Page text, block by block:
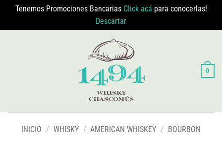
Tenemos Promociones Bancarias Click acá para conocerlas!
Descartar
0
INICIO / WHISKY / AMERICAN WHISKEY / BOURBON